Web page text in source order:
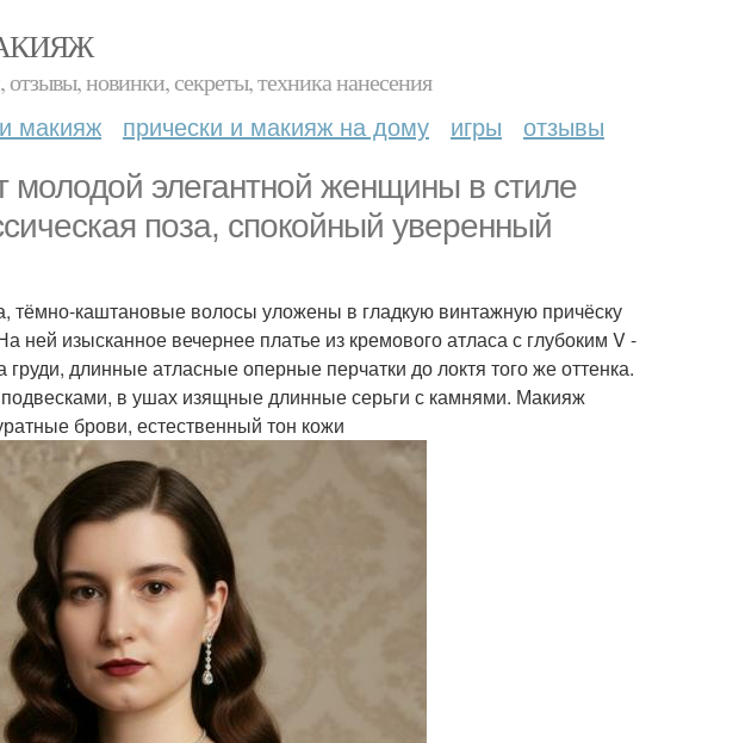
новинки, секреты, техника нанесения
макияж прически и макияж на дому игры отзывы
молодой элегантной женщины в стиле
поза, спокойный уверенный
тёмно-каштановые волосы уложены в гладкую винтажную причёску
ней изысканное вечернее платье из кремового атласа с глубоким V -
длинные атласные оперные перчатки до локтя того же оттенка.
в ушах изящные длинные серьги с камнями. Макияж
брови, естественный тон кожи